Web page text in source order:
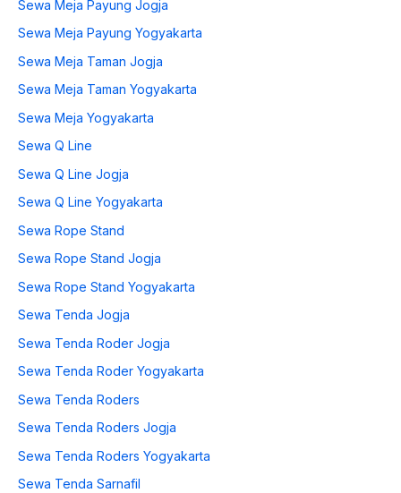
Sewa Meja Payung Jogja
Sewa Meja Payung Yogyakarta
Sewa Meja Taman Jogja
Sewa Meja Taman Yogyakarta
Sewa Meja Yogyakarta
Sewa Q Line
Sewa Q Line Jogja
Sewa Q Line Yogyakarta
Sewa Rope Stand
Sewa Rope Stand Jogja
Sewa Rope Stand Yogyakarta
Sewa Tenda Jogja
Sewa Tenda Roder Jogja
Sewa Tenda Roder Yogyakarta
Sewa Tenda Roders
Sewa Tenda Roders Jogja
Sewa Tenda Roders Yogyakarta
Sewa Tenda Sarnafil